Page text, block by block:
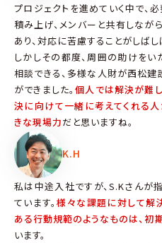
プロジェクトを進めていく中で、
積み上げ、メンバーと共有しなが
あり、対応に苦慮することがしばし
しかしその都度、周囲の助けをい
相談できる、多様な人財が西松建
ができました。個人では解決が難
決に向けて一緒に考えてくれる
きな現場力だと思いますね。
K.H
私は中途入社ですが、S.Kさんが
ています。様々な課題に対して解
ある行動規範のようなものは、初
います。